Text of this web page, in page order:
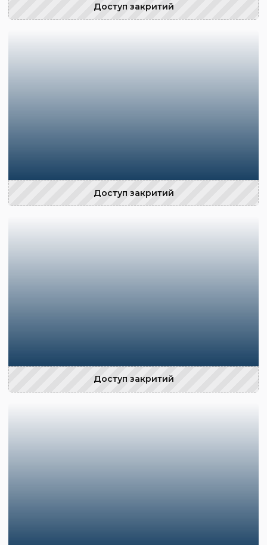
Доступ закритий
Доступ закритий
Доступ закритий